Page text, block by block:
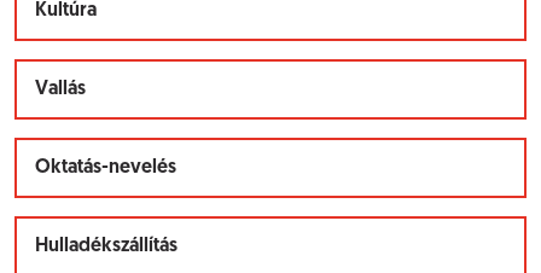
Kultúra
Vallás
Oktatás-nevelés
Hulladékszállítás